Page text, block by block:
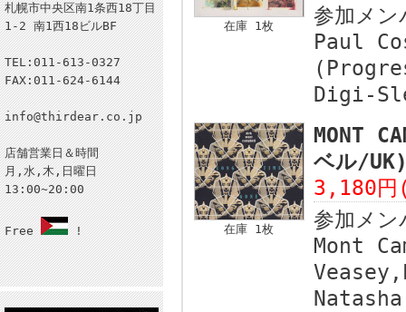
札幌市中央区南1条西18丁目
1-2 南1西18ビルBF
TEL:011-613-0327
FAX:011-624-6144
info@thirdear.co.jp
店舗営業日＆時間
月,水,木,日曜日
13:00~20:00
Free !
在庫 1枚
参加メン
Paul
Digi-
在庫 1枚
MONT
ベル/
3,180円
参加メン
Mont